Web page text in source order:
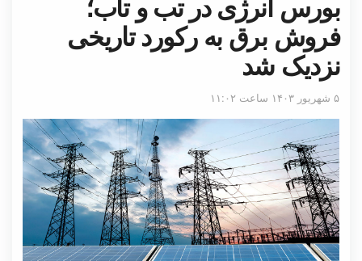
فروش برق به رکورد تاریخی
نزدیک شد
۵ شهریور ۱۴۰۳ ساعت ۱۱:۰۲